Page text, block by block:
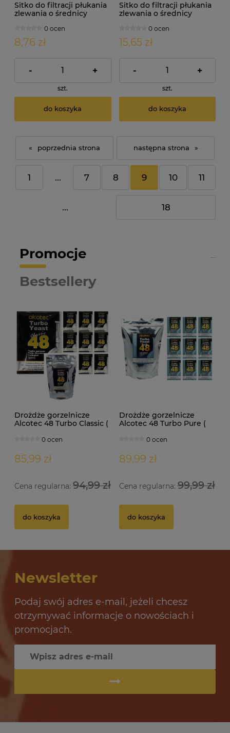
Sitko do filtracji płukania
zlewania o średnicy
0 ocen
8,76 zł
- +
szt.
do koszyka
Sitko do filtracji płukania
zlewania o średnicy
0 ocen
15,65 zł
- +
szt.
do koszyka
«
1 ... 7 8 9 10 11
... 18
»
Promocje
Bestsellery
Drożdże gorzelnicze
Alcotec 48 Turbo Classic (
0 ocen
85,99 zł
Cena regularna: 94,99 zł
do koszyka
Drożdże gorzelnicze
Alcotec 48 Turbo Pure (
0 ocen
89,99 zł
Cena regularna:99,99 zł
do koszyka
12,69 zł
do koszyka
Newsletter
Podaj swój adres e-mail, jeżeli chcesz
otrzymywać informacje o nowościach i
promocjach.